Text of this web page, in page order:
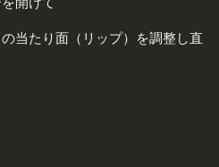
当たり面（リップ）を調整し直